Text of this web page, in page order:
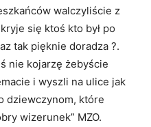
walczyliście z
się ktoś kto był po
tak pięknie doradza ?.
nie kojarzę żebyście
i wyszli na ulice jak
dziewczynom, które
wizerunek” MZO.